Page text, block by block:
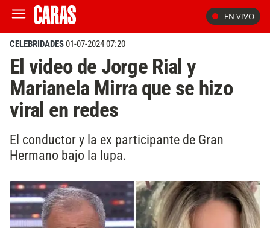
EN VIVO
CELEBRIDADES01-07-2024 07:20
El video de Jorge Rial y
Marianela Mirra que se hizo
viral en redes
El conductor y la ex participante de Gran
Hermano bajo la lupa.